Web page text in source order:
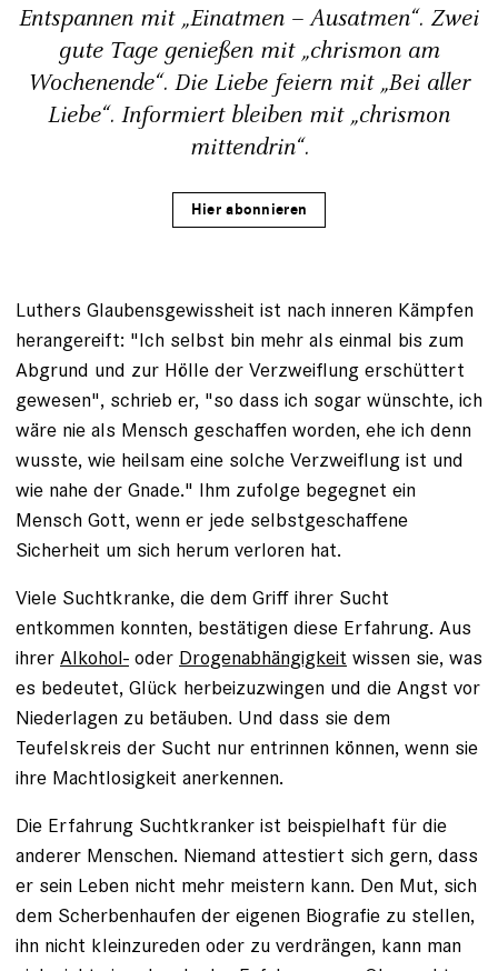
Entspannen mit „Einatmen – Ausatmen“. Zwei
gute Tage genießen mit „chrismon am
Wochenende“. Die Liebe feiern mit „Bei aller
Liebe“. Informiert bleiben mit „chrismon
mittendrin“.
Hier abonnieren
Luthers Glaubensgewissheit ist nach inneren Kämpfen
herangereift: "Ich selbst bin mehr als einmal bis zum
Abgrund und zur Hölle der Verzweiflung erschüttert
gewesen", schrieb er, "so dass ich sogar wünschte, ich
wäre nie als Mensch geschaffen worden, ehe ich denn
wusste, wie heilsam eine solche Verzweiflung ist und
wie nahe der Gnade." Ihm zufolge begegnet ein
Mensch Gott, wenn er jede selbstgeschaffene
Sicherheit um sich ­herum verloren hat.
Viele Suchtkranke, die dem Griff ihrer Sucht
entkommen konnten, bestätigen ­diese Erfahrung. Aus
ihrer Alkohol- oder Drogenabhängigkeit wissen sie, was
es bedeutet, Glück herbeizuzwingen und die Angst vor
Niederlagen zu betäuben. Und dass sie dem
Teufelskreis der Sucht nur entrinnen können, wenn sie
ihre Macht­losigkeit anerkennen.
Die Erfahrung Suchtkranker ist beispielhaft für die
anderer Menschen. Niemand attestiert sich gern, dass
er sein ­Leben nicht mehr meistern kann. Den Mut, sich
dem Scherbenhaufen der eigenen Biografie zu stellen,
ihn nicht kleinzureden oder zu verdrängen, kann man